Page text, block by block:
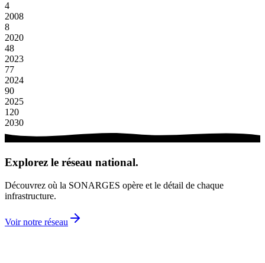
4
2008
8
2020
48
2023
77
2024
90
2025
120
2030
Explorez le réseau national.
Découvrez où la SONARGES opère et le détail de chaque
infrastructure.
Voir notre réseau